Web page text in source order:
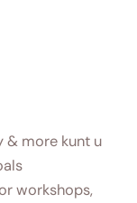
& more kunt u
workshops,